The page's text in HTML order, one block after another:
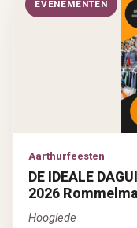
EVENEMENTEN
Aarthurfeesten
DE IDEALE
2026
Hooglede